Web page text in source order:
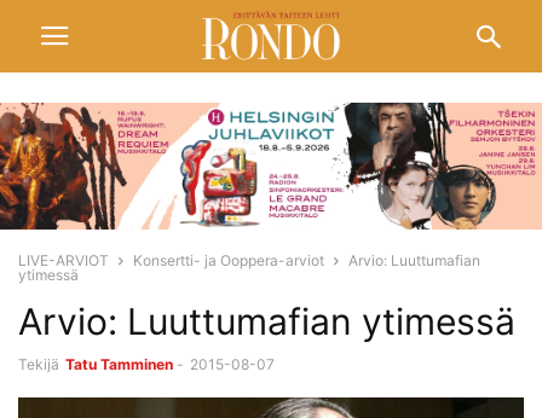
LIVE-ARVIOT Konsertti- ja Ooppera-arviot
Arvio: Luuttumafian
ytimessä
Arvio: Luuttumafian ytimessä
Tekijä Tatu Tamminen - 2015-08-07